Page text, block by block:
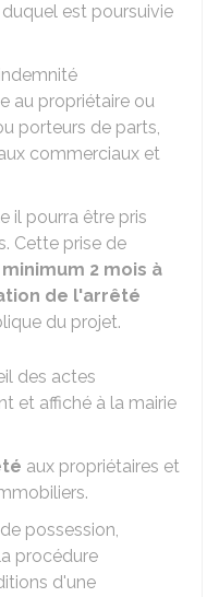
est poursuivie
au propriétaire ou
porteurs de parts,
commerciaux et
il pourra être pris
Cette prise de
minimum 2 mois à
de l'arrêté
du projet.
des actes
et affiché à la mairie
aux propriétaires et
possession,
procédure
d'une